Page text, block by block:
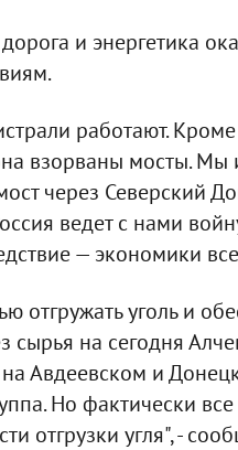
и энергетика
работают.
взорваны мосты. Мы
через Северский
ведет с нами
— экономики
отгружать уголь и
сырья на сегодня
Авдеевском и
Но фактически
отгрузки угля", -